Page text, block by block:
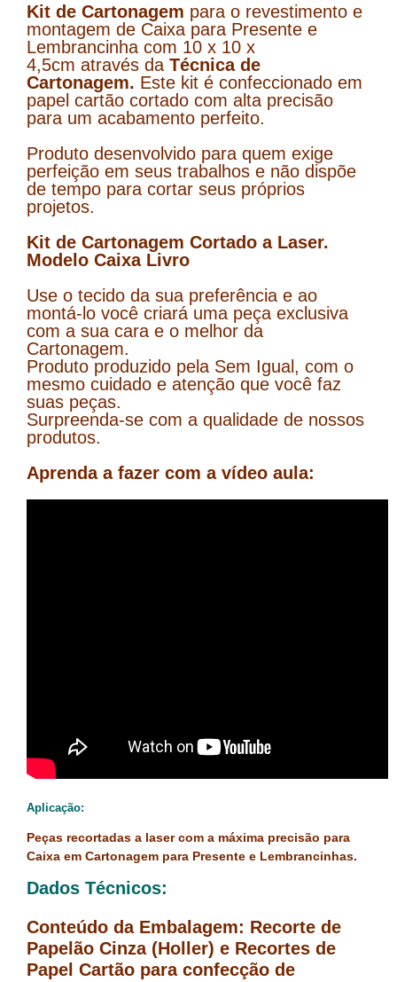
Kit de Cartonagem para o revestimento e
montagem de Caixa para Presente e
Lembrancinha com 10 x 10 x
4,5cm através da Técnica de
Cartonagem. Este kit é confeccionado em
papel cartão cortado com alta precisão
para um acabamento perfeito.
Produto desenvolvido para quem exige
perfeição em seus trabalhos e não dispõe
de tempo para cortar seus próprios
projetos.
Kit de Cartonagem Cortado a Laser.
Modelo Caixa Livro
Use o tecido da sua preferência e ao
montá-lo você criará uma peça exclusiva
com a sua cara e o melhor da
Cartonagem.
Produto produzido pela Sem Igual, com o
mesmo cuidado e atenção que você faz
suas peças.
Surpreenda-se com a qualidade de nossos
produtos.
Aprenda a fazer com a vídeo aula:
Aplicação:
Peças recortadas a laser com a máxima precisão para
Caixa em Cartonagem para Presente e Lembrancinhas.
Dados Técnicos:
Conteúdo da Embalagem: Recorte de
Papelão Cinza (Holler) e Recortes de
Papel Cartão para confecção de